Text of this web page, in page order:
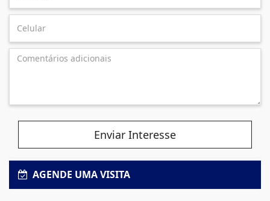
Enviar Interesse
AGENDE UMA VISITA